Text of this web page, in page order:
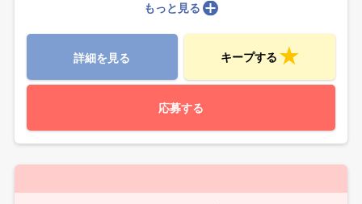
もっと見る
詳細を見る キープする
応募する